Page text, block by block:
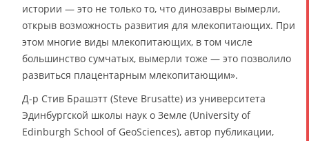
истории — это не только то, что динозавры вымерли,
открыв возможность развития для млекопитающих. При
этом многие виды млекопитающих, в том числе
большинство сумчатых, вымерли тоже — это позволило
развиться плацентарным млекопитающим».
Д-р Стив Брашэтт (Steve Brusatte) из университета
Эдинбургской школы наук о Земле (University of
Edinburgh School of GeoSciences), автор публикации,